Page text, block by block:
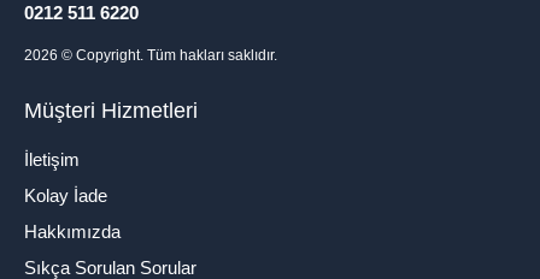
0212 511 6220
2026 © Copyright. Tüm hakları saklıdır.
Müşteri Hizmetleri
İletişim
Kolay İade
Hakkımızda
Sıkça Sorulan Sorular